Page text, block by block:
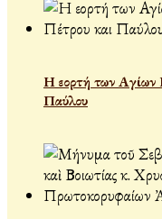
Η εορτή των Αγίων
Παύλου